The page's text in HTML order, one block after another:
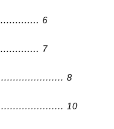
6
7
8
10